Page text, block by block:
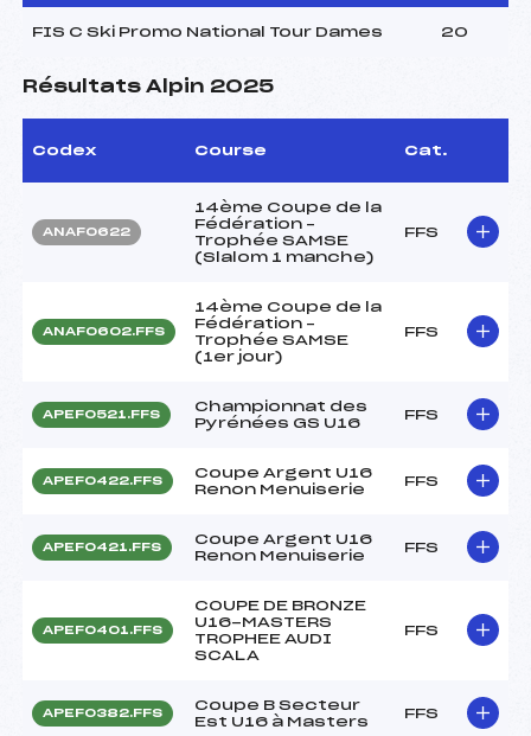
FIS C Ski Promo National Tour Dames 20
Résultats Alpin 2025
Codex Course Cat.
ANAF0622
14ème Coupe de la
Fédération –
Trophée SAMSE
(Slalom 1 manche)
FFS
ANAF0602.FFS
14ème Coupe de la
Fédération –
Trophée SAMSE
(1er jour)
FFS
APEF0521.FFS
Championnat des
Pyrénées GS U16
FFS
APEF0422.FFS
Coupe Argent U16
Renon Menuiserie
FFS
APEF0421.FFS
Coupe Argent U16
Renon Menuiserie
FFS
APEF0401.FFS
COUPE DE BRONZE
U16-MASTERS
TROPHEE AUDI
SCALA
FFS
APEF0382.FFS
Coupe B Secteur
Est U16 à Masters
FFS